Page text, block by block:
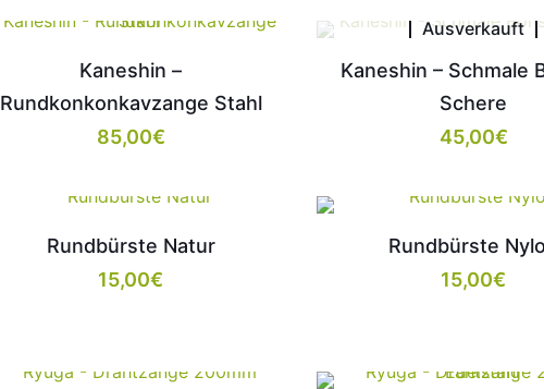
Kaneshin –
Rundkonkonkavzange Stahl
85,00€
Ausverkauft
Kaneshin – Schmale
Schere
45,00€
Rundbürste Natur
15,00€
Rundbürste
15,00€